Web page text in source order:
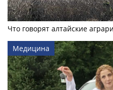
Что говорят алтайские
Медицина